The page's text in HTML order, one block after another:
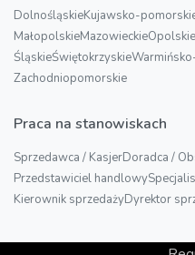
DolnośląskieKujawsko-
MałopolskieMazowieckieOpolskie
ŚląskieŚwiętokrzyskie
Zachodniopomorskie
Praca na stanowiskach
Sprzedawca / KasjerDoradca /
Przedstawiciel handlowy
Kierownik sprzedażyDyrektor